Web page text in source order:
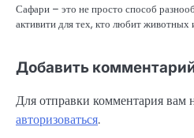
Сафари – это не просто способ
активити для тех, кто любит животных
Добавить
Для отправки комментария вам
авторизоваться.